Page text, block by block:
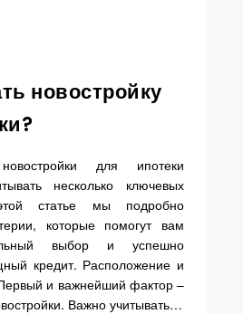
новостройку
для ипотеки
несколько ключевых
статье мы подробно
которые помогут вам
выбор и успешно
кредит. Расположение и
и важнейший фактор –
Важно учитывать…